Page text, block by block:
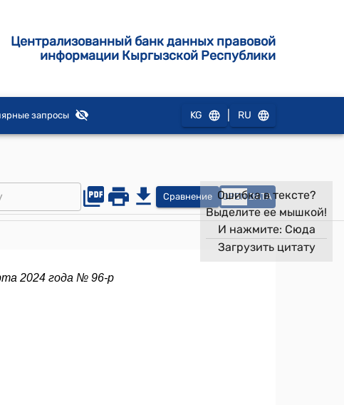
Централизованный банк данных правовой
информации Кыргызской Республики
запросы KG RU
Сравнение OPEN DATA
Ошибка в тексте?
Выделите ее мышкой!
И нажмите: Сюда
Загрузить цитату